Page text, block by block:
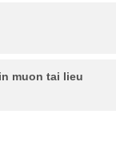
muon tai lieu